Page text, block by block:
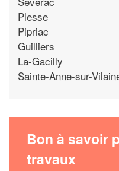
Plesse
Pipriac
Guilliers
La-Gacilly
Sainte-Anne-sur-
Bon à savoir
travaux